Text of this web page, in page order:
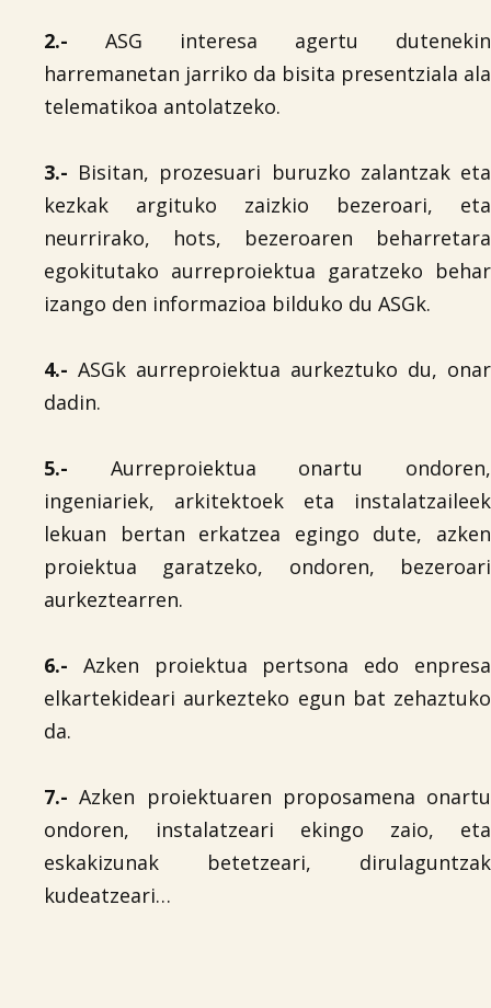
2.- ASG interesa agertu dutenekin
harremanetan jarriko da bisita presentziala ala
telematikoa antolatzeko.
3.- Bisitan, prozesuari buruzko zalantzak eta
kezkak argituko zaizkio bezeroari, eta
neurrirako, hots, bezeroaren beharretara
egokitutako aurreproiektua garatzeko behar
izango den informazioa bilduko du ASGk.
4.- ASGk aurreproiektua aurkeztuko du, onar
dadin.
5.- Aurreproiektua onartu ondoren,
ingeniariek, arkitektoek eta instalatzaileek
lekuan bertan erkatzea egingo dute, azken
proiektua garatzeko, ondoren, bezeroari
aurkeztearren.
6.- Azken proiektua pertsona edo enpresa
elkartekideari aurkezteko egun bat zehaztuko
da.
7.- Azken proiektuaren proposamena onartu
ondoren, instalatzeari ekingo zaio, eta
eskakizunak betetzeari, dirulaguntzak
kudeatzeari…